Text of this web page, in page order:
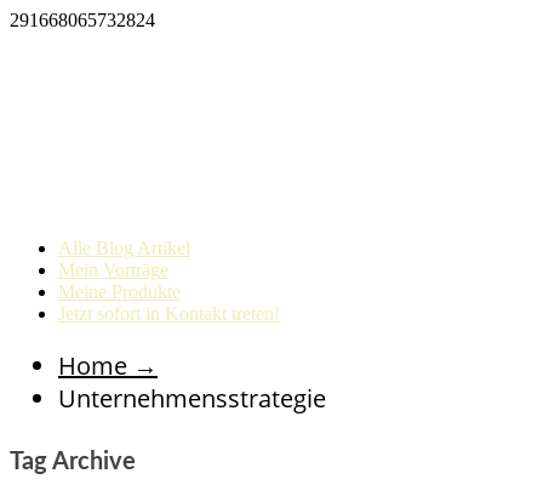
291668065732824
Alle Blog Artikel
Mein Vorträge
Meine Produkte
Jetzt sofort in Kontakt treten!
Home →
Unternehmensstrategie
Tag Archive